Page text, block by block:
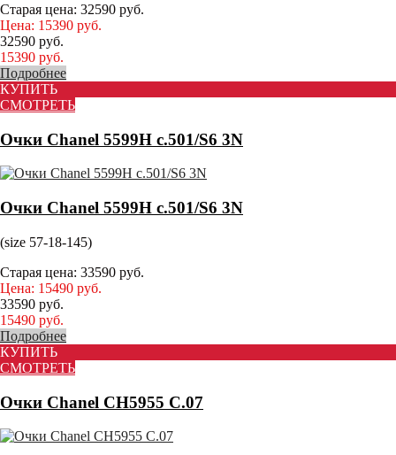
Старая цена: 32590 руб.
Цена: 15390 руб.
32590 руб.
15390 руб.
Подробнее
КУПИТЬ
СМОТРЕТЬ
Очки Chanel 5599H c.501/S6 3N
Очки Chanel 5599H c.501/S6 3N
(size 57-18-145)
Старая цена: 33590 руб.
Цена: 15490 руб.
33590 руб.
15490 руб.
Подробнее
КУПИТЬ
СМОТРЕТЬ
Очки Chanel CH5955 С.07